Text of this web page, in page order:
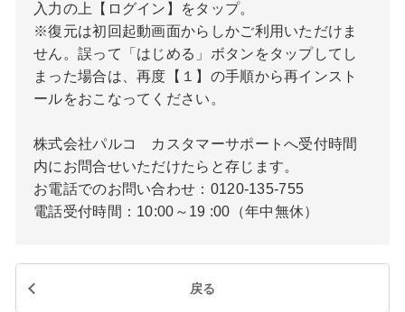
入力の上【ログイン】をタップ。
※復元は初回起動画面からしかご利用いただけま
せん。誤って「はじめる」ボタンをタップしてし
まった場合は、再度【１】の手順から再インスト
ールをおこなってください。
株式会社パルコ カスタマーサポートへ受付時間
内にお問合せいただけたらと存じます。
お電話でのお問い合わせ：0120-135-755
電話受付時間：10:00～19 :00（年中無休）
戻る